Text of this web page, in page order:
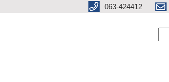
063-424412